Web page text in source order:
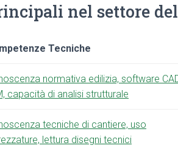
nel settore
Tecniche
normativa edilizia, software
capacità di analisi strutturale
tecniche di cantiere, uso
lettura disegni tecnici